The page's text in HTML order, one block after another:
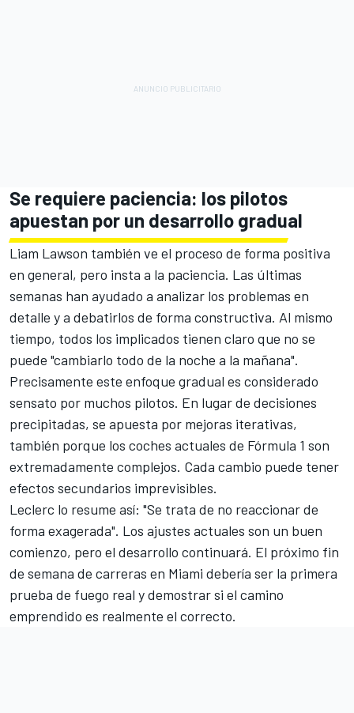
Se requiere paciencia: los pilotos
apuestan por un desarrollo gradual
Liam Lawson también ve el proceso de forma positiva
en general, pero insta a la paciencia. Las últimas
semanas han ayudado a analizar los problemas en
detalle y a debatirlos de forma constructiva. Al mismo
tiempo, todos los implicados tienen claro que no se
puede "cambiarlo todo de la noche a la mañana".
Precisamente este enfoque gradual es considerado
sensato por muchos pilotos. En lugar de decisiones
precipitadas, se apuesta por mejoras iterativas,
también porque los coches actuales de Fórmula 1 son
extremadamente complejos. Cada cambio puede tener
efectos secundarios imprevisibles.
Leclerc lo resume así: "Se trata de no reaccionar de
forma exagerada". Los ajustes actuales son un buen
comienzo, pero el desarrollo continuará. El próximo fin
de semana de carreras en Miami debería ser la primera
prueba de fuego real y demostrar si el camino
emprendido es realmente el correcto.